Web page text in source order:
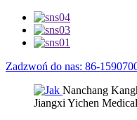
Zadzwoń do nas: 86-
Nanchang
Jiangxi Yichen